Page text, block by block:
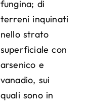
fungina; di
terreni inquinati
nello strato
superficiale con
arsenico e
vanadio, sui
quali sono in